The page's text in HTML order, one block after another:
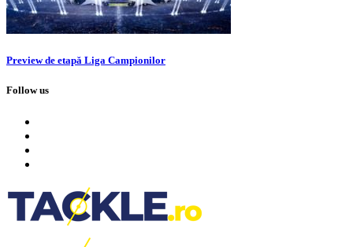
Preview de etapă Liga Campionilor
Follow us